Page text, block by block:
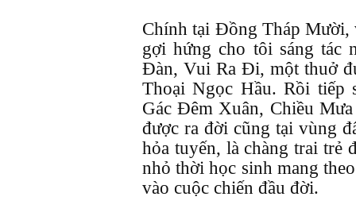
Chính tại Đồng Tháp Mười,
gợi hứng cho tôi sáng tác
Đàn, Vui Ra Đi, một thuở
Thoại Ngọc Hầu. Rồi tiếp
Gác Đêm Xuân, Chiều
được ra đời cũng tại vùng
hỏa tuyến, là chàng trai trẻ
nhỏ thời học sinh mang
vào cuộc chiến đầu đời.